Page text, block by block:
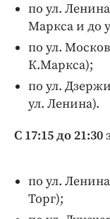
по ул.
Маркса и до
по ул.
К.Маркса);
по ул.
ул. Ленина).
С 17:15 до 21:30
по ул.
Торг);